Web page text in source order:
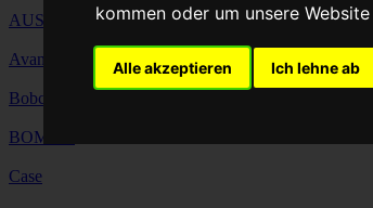
kommen oder um unsere
Alle akzeptieren Ich lehne ab
AUSA
Avant Tecno
Bobcat
BOMAG
Case